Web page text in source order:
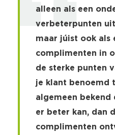
alleen als een
verbeterpunten
maar júist ook als
complimenten in
de sterke punten
je klant benoemd
algemeen
er beter kan, dan
complimenten